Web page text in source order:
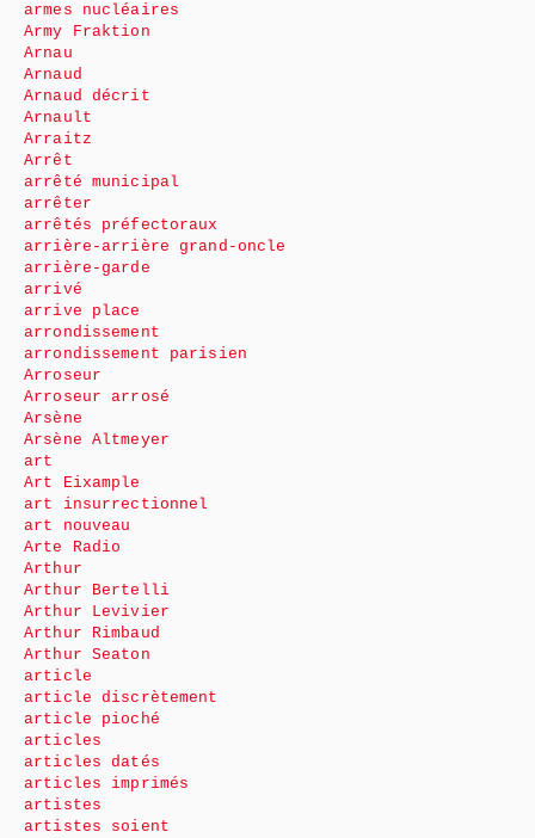
armes nucléaires
Army Fraktion
Arnau
Arnaud
Arnaud décrit
Arnault
Arraitz
Arrêt
arrêté municipal
arrêter
arrêtés préfectoraux
arrière-arrière grand-oncle
arrière-garde
arrivé
arrive place
arrondissement
arrondissement parisien
Arroseur
Arroseur arrosé
Arsène
Arsène Altmeyer
art
Art Eixample
art insurrectionnel
art nouveau
Arte Radio
Arthur
Arthur Bertelli
Arthur Levivier
Arthur Rimbaud
Arthur Seaton
article
article discrètement
article pioché
articles
articles datés
articles imprimés
artistes
artistes soient